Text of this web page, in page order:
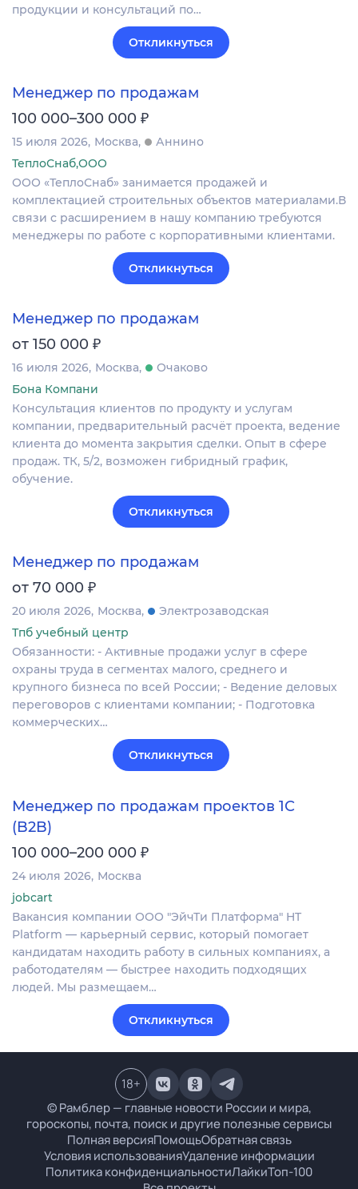
продукции и консультаций по…
Откликнуться
Менеджер по продажам
100 000–300 000 ₽
15 июля 2026 Москва
Аннино
ТеплоСнаб,ООО
ООО «ТеплоСнаб» занимается продажей и
комплектацией строительных объектов материалами.В
связи с расширением в нашу компанию требуются
менеджеры по работе с корпоративными клиентами.
Откликнуться
Менеджер по продажам
от 150 000 ₽
16 июля 2026 Москва
Очаково
Бона Компани
Консультация клиентов по продукту и услугам
компании, предварительный расчёт проекта, ведение
клиента до момента закрытия сделки. Опыт в сфере
продаж. ТК, 5/2, возможен гибридный график,
обучение.
Откликнуться
Менеджер по продажам
от 70 000 ₽
20 июля 2026 Москва
Электрозаводская
Тпб учебный центр
Обязанности: - Активные продажи услуг в сфере
охраны труда в сегментах малого, среднего и
крупного бизнеса по всей России; - Ведение деловых
переговоров с клиентами компании; - Подготовка
коммерческих…
Откликнуться
Менеджер по продажам проектов 1С
(B2B)
100 000–200 000 ₽
24 июля 2026 Москва
jobcart
Вакансия компании ООО "ЭйчТи Платформа" HT
Platform — карьерный сервис, который помогает
кандидатам находить работу в сильных компаниях, а
работодателям — быстрее находить подходящих
людей. Мы размещаем…
Откликнуться
© Рамблер — главные новости России и мира,
гороскопы, почта, поиск и другие полезные сервисы
Полная версияПомощьОбратная связь
Условия использованияУдаление информации
Политика конфиденциальностиЛайкиТоп-100
18+